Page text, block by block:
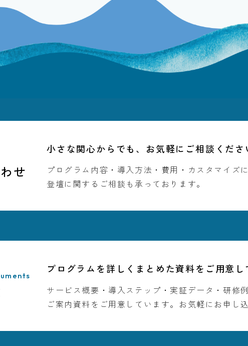
せ
小さな関心からでも、 お気軽にご相談くださ
プログラム内容・導入方法・費用・カスタマイズ
登壇に関するご相談も承っております。
プログラムを詳しくまとめた資料を ご用意
サービス概要・導入ステップ・実証データ・研修
ご案内資料をご用意しています。お気軽にお申し